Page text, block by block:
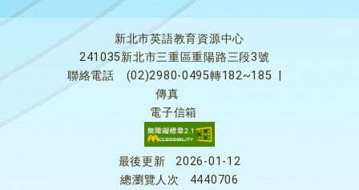
新北市英語教育資源中心
241035新北市三重區重陽路三段3號
聯絡電話
(02)2980-0495轉182~185
傳真
電子信箱
最後更新
2026-01-12
總瀏覽人次
4440706